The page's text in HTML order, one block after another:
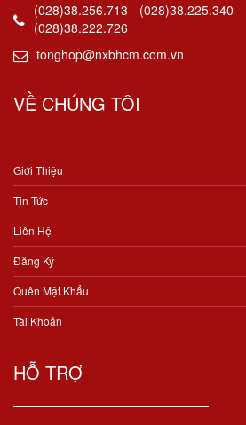
(028)38.256.713 - (028)38.225.340
(028)38.222.726
tonghop@nxbhcm.com.vn
VỀ CHÚNG TÔI
Giới Thiệu
Tin Tức
Liên Hệ
Đăng Ký
Quên Mật Khẩu
Tài Khoản
HỖ TRỢ